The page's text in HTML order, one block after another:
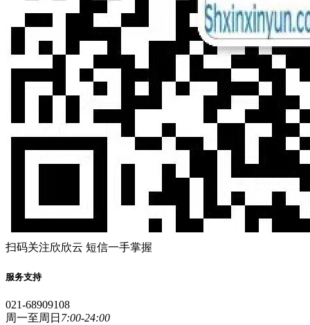
扫码关注欣欣云 短信一手掌握
服务支持
021-68909108
周一至周日 7:00-24:00